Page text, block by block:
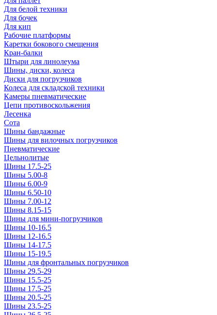
Для белой техники
Для бочек
Для кип
Рабочие платформы
Каретки бокового смещения
Кран-балки
Штыри для линолеума
Шины, диски, колеса
Диски для погрузчиков
Колеса для складской техники
Камеры пневматические
Цепи противоскольжения
Лесенка
Сота
Шины бандажные
Шины для вилочных погрузчиков
Пневматические
Цельнолитые
Шины 17.5-25
Шины 5.00-8
Шины 6.00-9
Шины 6.50-10
Шины 7.00-12
Шины 8.15-15
Шины для мини-погрузчиков
Шины 10-16.5
Шины 12-16.5
Шины 14-17.5
Шины 15-19.5
Шины для фронтальных погрузчиков
Шины 29.5-29
Шины 15.5-25
Шины 17.5-25
Шины 20.5-25
Шины 23.5-25